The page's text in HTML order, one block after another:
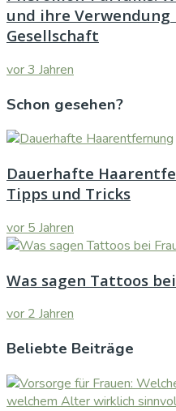
und ihre
Gesellschaft
vor 3 Jahren
Schon gesehen?
Dauerhafte
Tipps und Tricks
vor 5 Jahren
Was sagen Tattoos
vor 2 Jahren
Beliebte Beiträge